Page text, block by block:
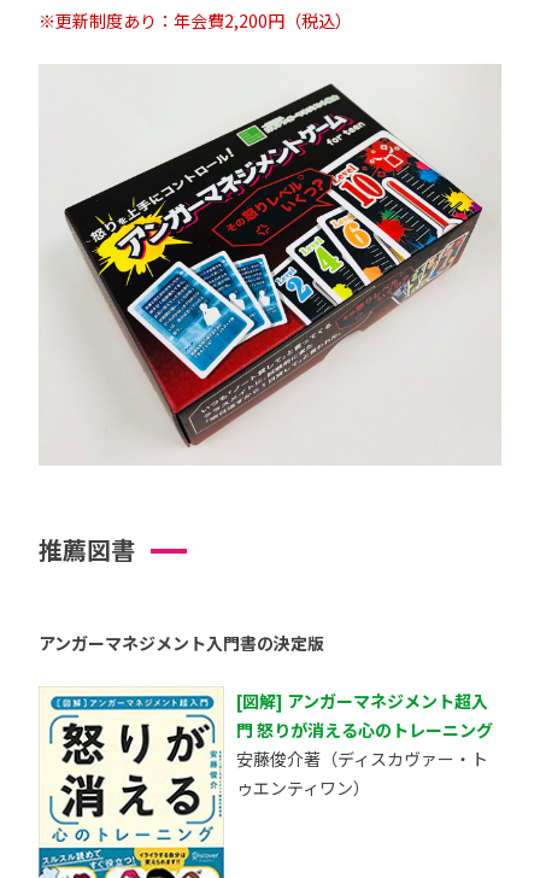
※更新制度あり：年会費2,200円（税込）
推薦図書
アンガーマネジメント入門書の決定版
[図解] アンガーマネジメント超入
門 怒りが消える心のトレーニング
安藤俊介著（ディスカヴァー・ト
ゥエンティワン）